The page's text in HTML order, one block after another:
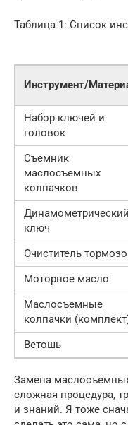
Таблица 1: Список
Инструмент/
Набор ключей и
головок
Съемник
маслосъемных
колпачков
Динамометрический
ключ
Очиститель
Моторное масло
Маслосъемные
колпачки
Ветошь
Замена
сложная процедура,
и знаний. Я тоже